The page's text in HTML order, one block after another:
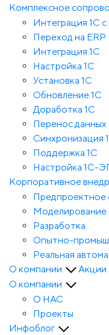
Комплексное
Интеграция 1С
Переход на ERP
Интеграция 1С
Настройка 1С
Установка 1С
Обновление 1С
Доработка 1С
Перенос данных
Синхронизация
Поддержка 1С
Настройка 1С-
Корпоративное
Предпроектное
Моделирование
Разработка
Опытно-
Реальная
О компании
О компании
О НАС
Проекты
Инфоблог
Акции